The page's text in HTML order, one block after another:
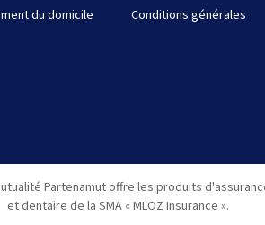
du domicile
Conditions générales
Partenamut offre les produits
et dentaire de la SMA « MLOZ Insurance ».